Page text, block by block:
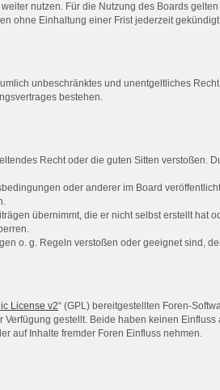
nutzen. Für die Nutzung des Boards
ohne Einhaltung einer Frist jederzeit
unbeschränktes und unentgeltliches
bestehen.
Recht oder die guten Sitten verstoßen.
oder anderer im Board
übernimmt, die er nicht selbst erstellt hat
o. g. Regeln verstoßen oder geeignet sind,
License v2“ (GPL) bereitgestellten Foren-
gestellt. Beide haben keinen
auf Inhalte fremder Foren Einfluss nehmen.